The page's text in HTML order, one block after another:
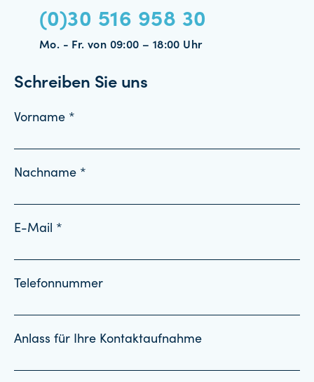
(0)30 516 958 30
Mo. - Fr. von 09:00 – 18:00 Uhr
Schreiben Sie uns
Vorname *
Nachname *
E-Mail *
Telefonnummer
Anlass für Ihre Kontaktaufnahme